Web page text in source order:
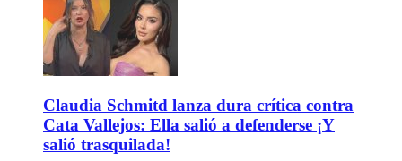
Claudia Schmitd lanza dura crítica contra
Cata Vallejos: Ella salió a defenderse ¡Y
salió trasquilada!